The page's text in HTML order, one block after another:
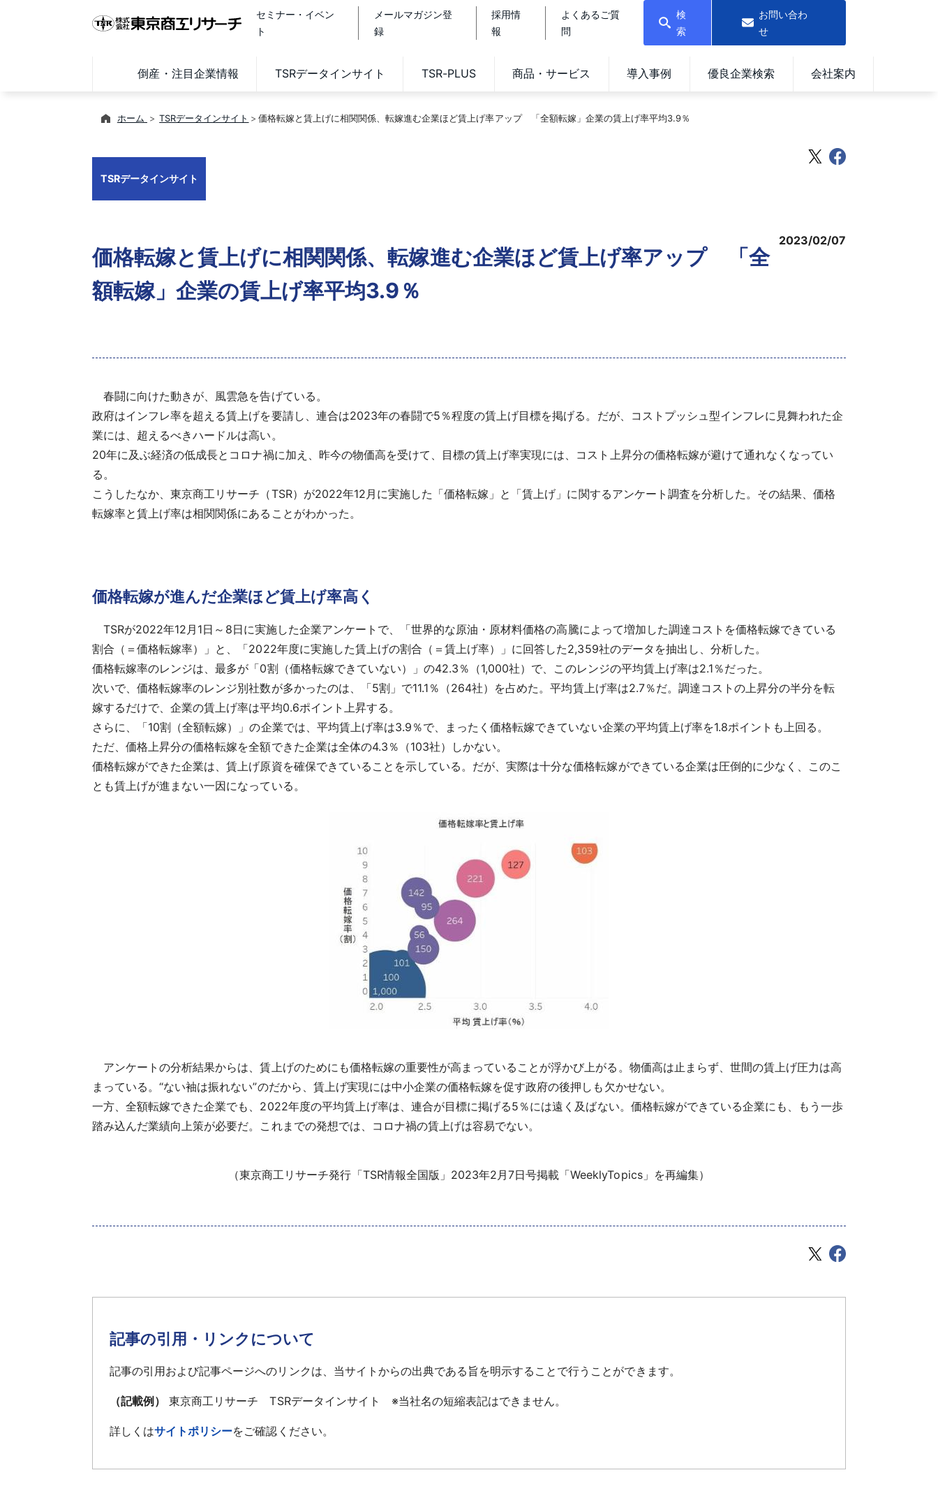
セミナー・イベン
ト
メールマガジン登
録
採用情
報
よくあるご質
問
検
索
お問い合わ
せ
倒産・注目企業情報 TSRデータインサイト TSR-PLUS 商品・サービス 導入事例 優良企業検索 会社案内
ホーム TSRデータインサイト 価格転嫁と賃上げに相関関係、転嫁進む企業ほど賃上げ率アップ 「全額転嫁」企業の賃上げ率平均3.9％
TSRデータインサイト
価格転嫁と賃上げに相関関係、転嫁進む企業ほど賃上げ率アップ 「全
額転嫁」企業の賃上げ率平均3.9％
2023/02/07
春闘に向けた動きが、風雲急を告げている。
政府はインフレ率を超える賃上げを要請し、連合は2023年の春闘で5％程度の賃上げ目標を掲げる。だが、コストプッシュ型インフレに見舞われた企
業には、超えるべきハードルは高い。
20年に及ぶ経済の低成長とコロナ禍に加え、昨今の物価高を受けて、目標の賃上げ率実現には、コスト上昇分の価格転嫁が避けて通れなくなってい
る。
こうしたなか、東京商工リサーチ（TSR）が2022年12月に実施した「価格転嫁」と「賃上げ」に関するアンケート調査を分析した。その結果、価格
転嫁率と賃上げ率は相関関係にあることがわかった。
価格転嫁が進んだ企業ほど賃上げ率高く
TSRが2022年12月1日～8日に実施した企業アンケートで、「世界的な原油・原材料価格の高騰によって増加した調達コストを価格転嫁できている
割合（＝価格転嫁率）」と、「2022年度に実施した賃上げの割合（＝賃上げ率）」に回答した2,359社のデータを抽出し、分析した。
価格転嫁率のレンジは、最多が「0割（価格転嫁できていない）」の42.3％（1,000社）で、このレンジの平均賃上げ率は2.1％だった。
次いで、価格転嫁率のレンジ別社数が多かったのは、「5割」で11.1％（264社）を占めた。平均賃上げ率は2.7％だ。調達コストの上昇分の半分を転
嫁するだけで、企業の賃上げ率は平均0.6ポイント上昇する。
さらに、「10割（全額転嫁）」の企業では、平均賃上げ率は3.9％で、まったく価格転嫁できていない企業の平均賃上げ率を1.8ポイントも上回る。
ただ、価格上昇分の価格転嫁を全額できた企業は全体の4.3％（103社）しかない。
価格転嫁ができた企業は、賃上げ原資を確保できていることを示している。だが、実際は十分な価格転嫁ができている企業は圧倒的に少なく、このこ
とも賃上げが進まない一因になっている。
アンケートの分析結果からは、賃上げのためにも価格転嫁の重要性が高まっていることが浮かび上がる。物価高は止まらず、世間の賃上げ圧力は高
まっている。“ない袖は振れない”のだから、賃上げ実現には中小企業の価格転嫁を促す政府の後押しも欠かせない。
一方、全額転嫁できた企業でも、2022年度の平均賃上げ率は、連合が目標に掲げる5％には遠く及ばない。価格転嫁ができている企業にも、もう一歩
踏み込んだ業績向上策が必要だ。これまでの発想では、コロナ禍の賃上げは容易でない。
（東京商工リサーチ発行「TSR情報全国版」2023年2月7日号掲載「WeeklyTopics」を再編集）
記事の引用・リンクについて
記事の引用および記事ページへのリンクは、当サイトからの出典である旨を明示することで行うことができます。
（記載例） 東京商工リサーチ TSRデータインサイト ※当社名の短縮表記はできません。
詳しくはサイトポリシーをご確認ください。